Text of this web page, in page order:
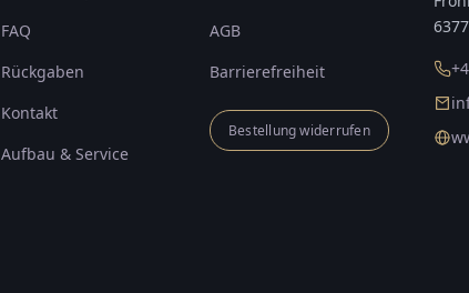
FAQ
Rückgaben
Kontakt
Aufbau & Service
AGB
Barrierefreiheit
Bestellung widerrufen